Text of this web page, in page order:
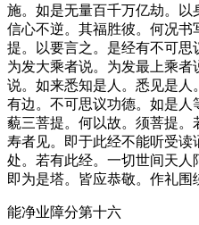
施。如是无量百千万亿劫。以
信心不逆。其福胜彼。何况
提。以要言之。是经有不可
为发大乘者说。为发最上乘者
说。如来悉知是人。悉见是
有边。不可思议功德。如是
藐三菩提。何以故。须菩提
寿者见。即于此经不能听受
处。若有此经。一切世间天人
即为是塔。皆应恭敬。作礼围
能净业障分第十六